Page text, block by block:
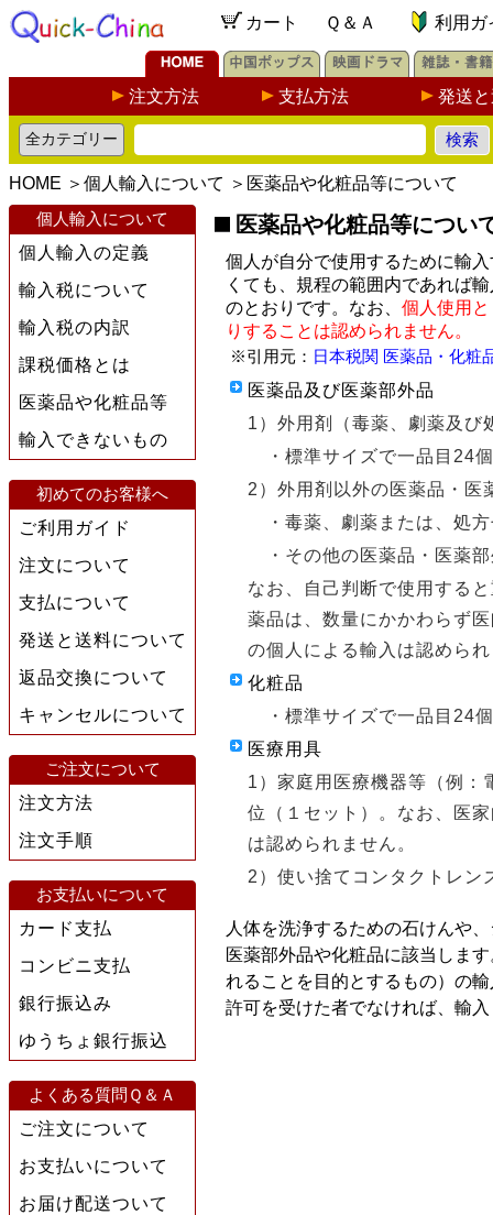
カート Ｑ＆Ａ 利用ガ
注文方法 支払方法 発送
HOME ＞ 個人輸入について ＞ 医薬品や化粧品等について
個人輸入について
個人輸入の定義
輸入税について
輸入税の内訳
課税価格とは
医薬品や化粧品等
輸入できないもの
初めてのお客様へ
ご利用ガイド
注文について
支払について
発送と送料について
返品交換について
キャンセルについて
ご注文について
注文方法
注文手順
お支払いについて
カード支払
コンビニ支払
銀行振込み
ゆうちょ銀行振込
よくある質問Ｑ＆Ａ
ご注文について
お支払いについて
お届け配送ついて
医薬品や化粧品等につい
個人が自分で使用するために輸
くても、規程の範囲内であれば
のとおりです。なお、 個人使用
りすることは認められません。
※引用元： 日本税関 医薬品・化粧
医薬品及び医薬部外品
1）外用剤（毒薬、劇薬及び
・標準サイズで一品目24
2）外用剤以外の医薬品・医
・毒薬、劇薬または、処
・その他の医薬品・医薬
なお、自己判断で使用する
薬品は、数量にかかわらず
の個人による輸入は認めら
化粧品
・標準サイズで一品目24
医療用具
1）家庭用医療機器等（例：
位（１セット）。なお、医
は認められません。
2）使い捨てコンタクトレン
人体を洗浄するための石けんや
医薬部外品や化粧品に該当しま
れることを目的とするもの）の
許可を受けた者でなければ、輸